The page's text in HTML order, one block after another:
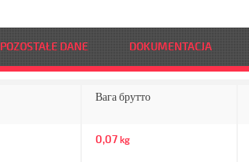
POZOSTAŁE DANE DOKUMENTACJA
Вага брутто
0,07 kg